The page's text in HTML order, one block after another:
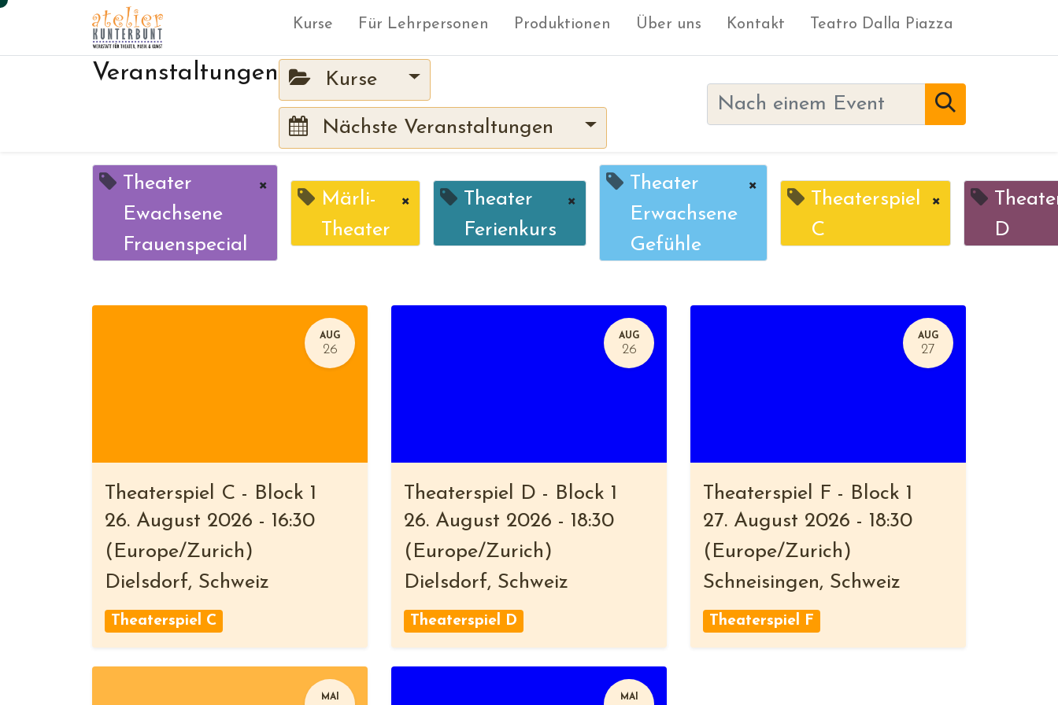
Kurse Für Lehrpersonen Produktionen Über uns Kontakt Teatro Dalla Piazza
Veranstaltungen Kurse
Nächste Veranstaltungen
Theater
Ewachsene
Frauenspecial
×
Märli-
Theater
×
Theater
Ferienkurs
×
Theater
Erwachsene
Gefühle
×
Theaterspiel
C
×
D
AUG
26
Theaterspiel C - Block 1
26. August 2026 - 16:30
( Europe/Zurich )
Dielsdorf, Schweiz
Theaterspiel C
AUG
26
Theaterspiel D - Block 1
26. August 2026 - 18:30
( Europe/Zurich )
Dielsdorf, Schweiz
Theaterspiel D
AUG
27
Theaterspiel F - Block 1
27. August 2026 - 18:30
( Europe/Zurich )
Schneisingen, Schweiz
Theaterspiel F
MAI MAI